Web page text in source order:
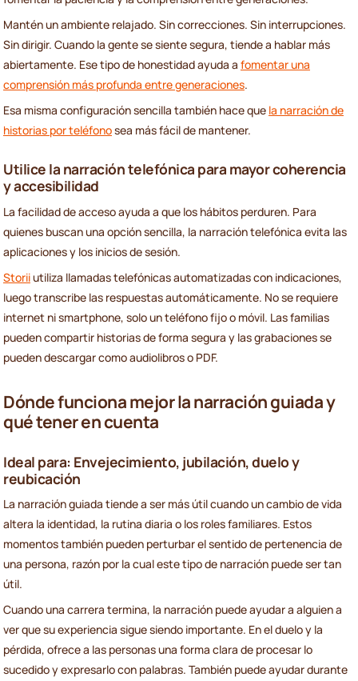
Mantén un ambiente relajado. Sin correcciones. Sin interrupciones.
Sin dirigir. Cuando la gente se siente segura, tiende a hablar más
abiertamente. Ese tipo de honestidad ayuda a fomentar una
comprensión más profunda entre generaciones.
Esa misma configuración sencilla también hace que la narración de
historias por teléfonosea más fácil de mantener.
Utilice la narración telefónica para mayor coherencia
y accesibilidad
La facilidad de acceso ayuda a que los hábitos perduren. Para
quienes buscan una opción sencilla, la narración telefónica evita las
aplicaciones y los inicios de sesión.
Storiiutiliza llamadas telefónicas automatizadas con indicaciones,
luego transcribe las respuestas automáticamente. No se requiere
internet ni smartphone, solo un teléfono fijo o móvil. Las familias
pueden compartir historias de forma segura y las grabaciones se
pueden descargar como audiolibros o PDF.
Dónde funciona mejor la narración guiada y
qué tener en cuenta
Ideal para: Envejecimiento, jubilación, duelo y
reubicación
La narración guiada tiende a ser más útil cuando un cambio de vida
altera la identidad, la rutina diaria o los roles familiares. Estos
momentos también pueden perturbar el sentido de pertenencia de
una persona, razón por la cual este tipo de narración puede ser tan
útil.
Cuando una carrera termina, la narración puede ayudar a alguien a
ver que su experiencia sigue siendo importante. En el duelo y la
pérdida, ofrece a las personas una forma clara de procesar lo
sucedido y expresarlo con palabras. También puede ayudar durante